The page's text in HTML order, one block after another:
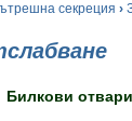
секреция ›
Билкови